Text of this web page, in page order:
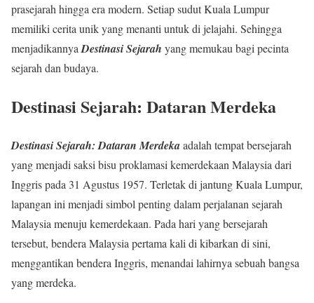
prasejarah hingga era modern. Setiap sudut Kuala Lumpur
memiliki cerita unik yang menanti untuk di jelajahi. Sehingga
menjadikannyaDestinasi Sejarah yang memukau bagi pecinta
sejarah dan budaya.
Destinasi Sejarah: Dataran Merdeka
Destinasi Sejarah: Dataran Merdekaadalah tempat bersejarah
yang menjadi saksi bisu proklamasi kemerdekaan Malaysia dari
Inggris pada 31 Agustus 1957. Terletak di jantung Kuala Lumpur,
lapangan ini menjadi simbol penting dalam perjalanan sejarah
Malaysia menuju kemerdekaan. Pada hari yang bersejarah
tersebut, bendera Malaysia pertama kali di kibarkan di sini,
menggantikan bendera Inggris, menandai lahirnya sebuah bangsa
yang merdeka.